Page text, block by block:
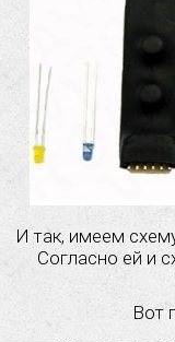
И так, имеем
Согласно ей и
Вот